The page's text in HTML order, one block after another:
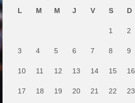
L
M M J V S D
1 2
3 4 5 6 7 8 9
10 11 12 13 14 15 16
17 18 19 20 21 22 23